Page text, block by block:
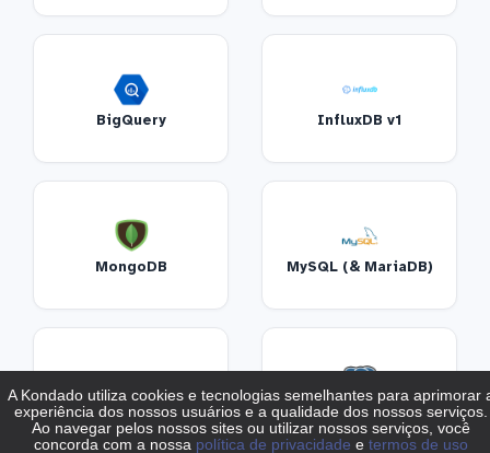
BigQuery InfluxDB v1
MongoDB MySQL (& MariaDB)
Oracle PostgreSQL